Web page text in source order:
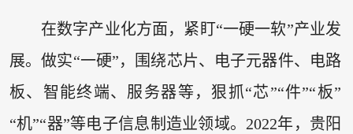
在数字产业化方面，紧盯“一硬一软”产业发
展。做实“一硬”，围绕芯片、电子元器件、电路
板、智能终端、服务器等，狠抓“芯”“件”“板”
“机”“器”等电子信息制造业领域。2022年，贵阳